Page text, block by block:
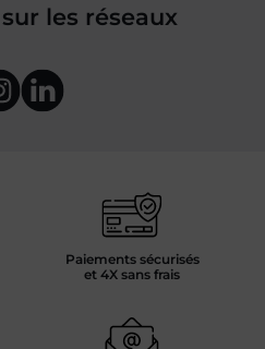
les réseaux
Paiements sécurisés
et 4X sans frais